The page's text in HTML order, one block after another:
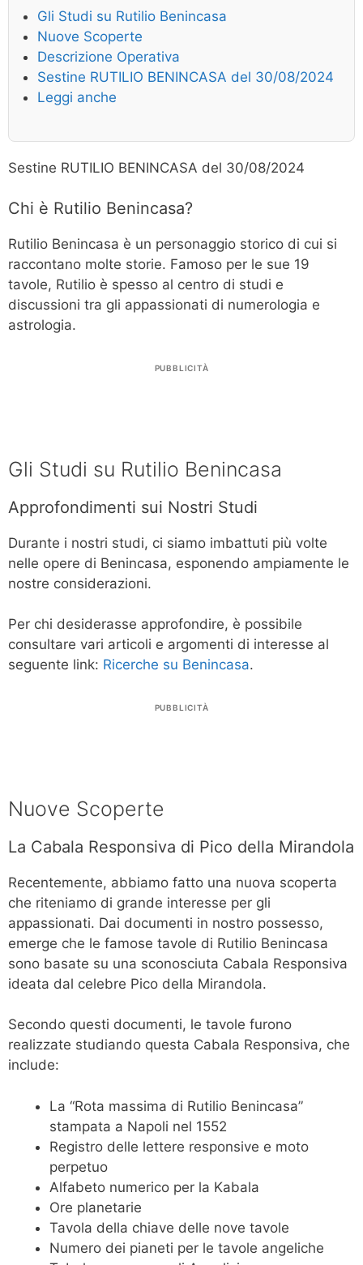
Gli Studi su Rutilio Benincasa
Nuove Scoperte
Descrizione Operativa
Sestine RUTILIO BENINCASA del 30/08/2024
Leggi anche
Sestine RUTILIO BENINCASA del 30/08/2024
Chi è Rutilio Benincasa?
Rutilio Benincasa è un personaggio storico di cui si
raccontano molte storie. Famoso per le sue 19
tavole, Rutilio è spesso al centro di studi e
discussioni tra gli appassionati di numerologia e
astrologia.
PUBBLICITÀ
Gli Studi su Rutilio Benincasa
Approfondimenti sui Nostri Studi
Durante i nostri studi, ci siamo imbattuti più volte
nelle opere di Benincasa, esponendo ampiamente le
nostre considerazioni.
Per chi desiderasse approfondire, è possibile
consultare vari articoli e argomenti di interesse al
seguente link: Ricerche su Benincasa.
PUBBLICITÀ
Nuove Scoperte
La Cabala Responsiva di Pico della Mirandola
Recentemente, abbiamo fatto una nuova scoperta
che riteniamo di grande interesse per gli
appassionati. Dai documenti in nostro possesso,
emerge che le famose tavole di Rutilio Benincasa
sono basate su una sconosciuta Cabala Responsiva
ideata dal celebre Pico della Mirandola.
Secondo questi documenti, le tavole furono
realizzate studiando questa Cabala Responsiva, che
include:
La “Rota massima di Rutilio Benincasa”
stampata a Napoli nel 1552
Registro delle lettere responsive e moto
perpetuo
Alfabeto numerico per la Kabala
Ore planetarie
Tavola della chiave delle nove tavole
Numero dei pianeti per le tavole angeliche